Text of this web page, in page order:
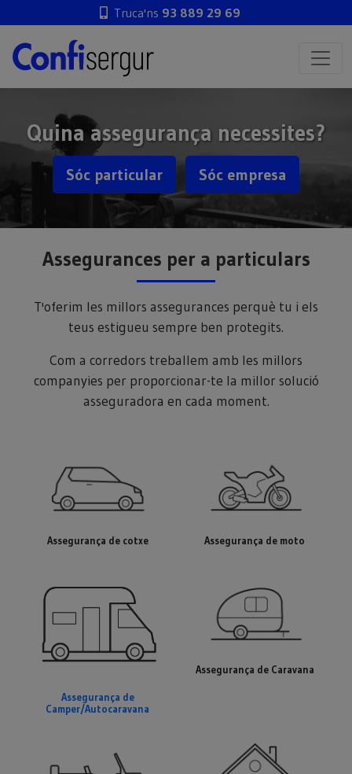
Truca'ns 93 889 29 69
Quina assegurança necessites?
Sóc particular Sóc empresa
Assegurances per a particulars
T'oferim les millors assegurances perquè tu i els
teus estigueu sempre ben protegits.
Com a corredors treballem amb les millors
companyies per proporcionar-te la millor solució
asseguradora en cada moment.
Assegurança de cotxe Assegurança de moto
Assegurança de
Camper/Autocaravana
Assegurança de Caravana